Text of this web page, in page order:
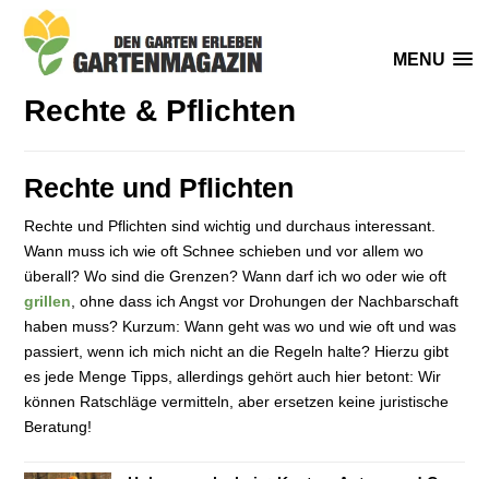
MENU
Rechte & Pflichten
Rechte und Pflichten
Rechte und Pflichten sind wichtig und durchaus interessant.
Wann muss ich wie oft Schnee schieben und vor allem wo
überall? Wo sind die Grenzen? Wann darf ich wo oder wie oft
grillen , ohne dass ich Angst vor Drohungen der Nachbarschaft
haben muss? Kurzum: Wann geht was wo und wie oft und was
passiert, wenn ich mich nicht an die Regeln halte? Hierzu gibt
es jede Menge Tipps, allerdings gehört auch hier betont: Wir
können Ratschläge vermitteln, aber ersetzen keine juristische
Beratung!